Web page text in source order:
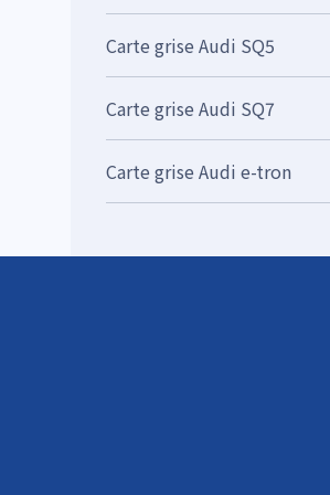
Carte grise Audi SQ5
Carte grise Audi SQ7
Carte grise Audi e-tron